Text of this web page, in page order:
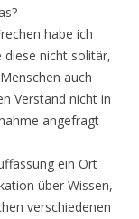
habe ich
diese nicht solitär,
auch
Verstand nicht in
angefragt
ein Ort
über Wissen,
verschiedenen